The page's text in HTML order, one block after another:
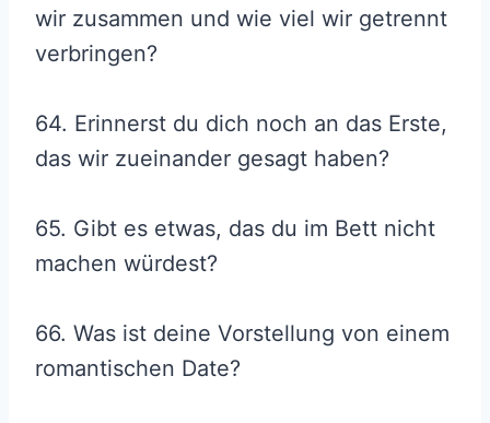
wir zusammen und wie viel wir getrennt
verbringen?
64. Erinnerst du dich noch an das Erste,
das wir zueinander gesagt haben?
65. Gibt es etwas, das du im Bett nicht
machen würdest?
66. Was ist deine Vorstellung von einem
romantischen Date?